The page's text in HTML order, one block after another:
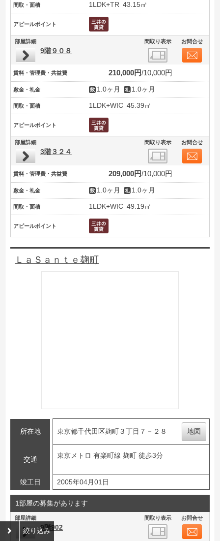
間取・面積 1LDK+TR 43.15㎡
アピールポイント
部屋詳細 間取り表示 お問合せ
9階９０８
賃料・管理費・共益費 210,000円 10,000円
敷金・礼金 1.0ヶ月 1.0ヶ月
間取・面積 1LDK+WIC 45.39㎡
アピールポイント
部屋詳細 間取り表示 お問合せ
3階３２４
賃料・管理費・共益費 209,000円 10,000円
敷金・礼金 1.0ヶ月 1.0ヶ月
間取・面積 1LDK+WIC 49.19㎡
アピールポイント
ＬａＳａｎｔｅ麹町
所在地 東京都千代田区麹町３丁目７－２８ 地図
交通
東京メトロ 有楽町線 麹町 徒歩3分
竣工日 2005年04月01日
1部屋の募集があります
部屋詳細 間取り表示 お問合せ
9階902
絞り込み